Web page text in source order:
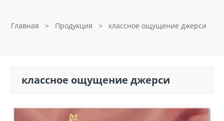
Главная > Продукция > классное ощущение джерси
классное ощущение джерси